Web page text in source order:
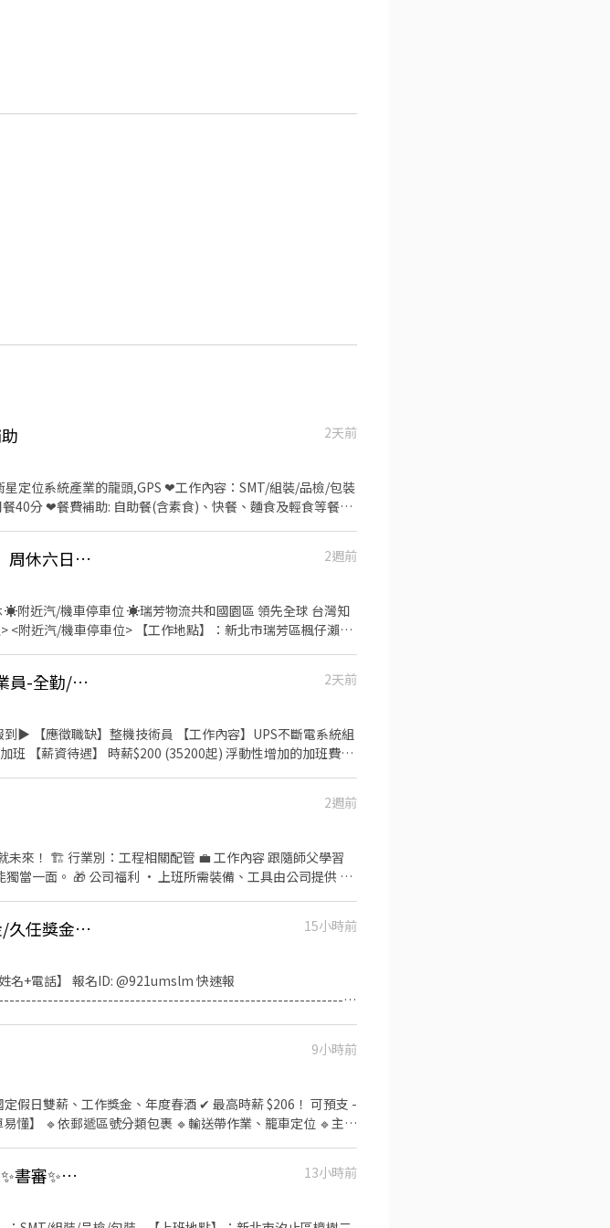
2天前
40分 ❤餐費補助: 自助餐(含素食)、快餐、麵食及輕食等餐道
👍 瑞芳園區理貨員【最高時薪401+3000全勤獎金】周休六日AA-42
2週前
👍 💎汐止高時薪專案💎【挑戰最高6萬起】急徵作業員-全勤/績效獎金/久任獎金💰BY
2天前
應徵職缺】整機技術員 【工作內容】UPS不斷電系統組
班 【薪資待遇】 時薪$200 (35200起) 浮動性增加的加班費
點來回免費交通車 4.加班有交通津貼或計程車支持，騎車或
久站、搬重10-20公斤(有無重力設備輔助) 2.需配合加班
儀慰問金(到職滿三個月即可享有) 【工作地點】新北市汐止
2週前
工具由公司提供 •
李老闆：0930-789-557
🛕【汐止最高6萬起】🛕急徵作業員-全勤/績效獎金/久任獎金💰周休二日-TT
15小時前
名+電話】 報名ID: @921umslm 快速報
均3500 ⭐最高可領9000⭐ ▶️配合加班最高可領8.5萬起 久任
職滿三個月發放1萬元，任職滿六個月發放3萬元 2.供午
隆有定點來回免費交通車 4.加班有交通津貼或計程車支持，
1.需配合久站、搬重10-20公斤(有無重力設備輔助) 2.需配合
4.喪儀慰問金(到職滿三個月即可享有) 【工作地點】新北市
9小時前
假日雙薪、工作獎金、年度春酒 ✔ 最高時薪 $206！ 可預支 -
🔹依郵遞區號分類包裹 🔹輸送帶作業、籠車定位 🔹主管
電話】0970515105 【賴帳號】 @js0007 (劉小姐） 【吉
【⌚️汐止日薪高達2880】日/夜班作業員✨週休六日✨書審✨加班✨供餐
13小時前